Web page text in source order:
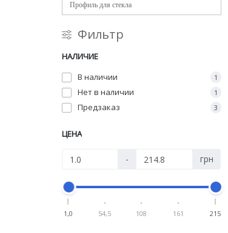
Профиль для стекла
Фильтр
НАЛИЧИЕ
В наличии
1
Нет в наличии 1
Предзаказ 3
ЦЕНА
- грн
1,0 54,5 108 161 215